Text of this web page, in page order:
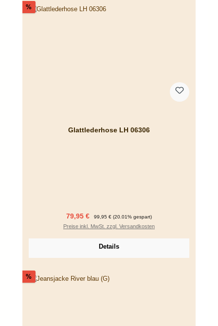
%Rabatt
Glattlederhose LH 06306
Verkaufspreis:
79,95 € Regulärer Preis:
99,95 € (20.01% gespart)
Preise inkl. MwSt. zzgl. Versandkosten
Details
%Rabatt